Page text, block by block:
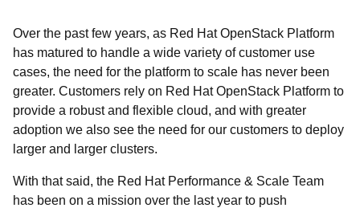
Over the past few years, as Red Hat OpenStack Platform
has matured to handle a wide variety of customer use
cases, the need for the platform to scale has never been
greater. Customers rely on Red Hat OpenStack Platform to
provide a robust and flexible cloud, and with greater
adoption we also see the need for our customers to deploy
larger and larger clusters.
With that said, the Red Hat Performance & Scale Team
has been on a mission over the last year to push